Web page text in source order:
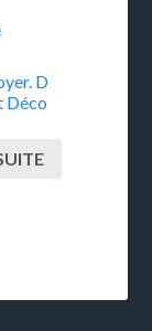
D
Déco